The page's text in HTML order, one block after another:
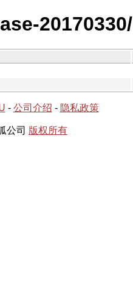
20170330/
- 公司介绍 - 隐私政策
公司 版权所有